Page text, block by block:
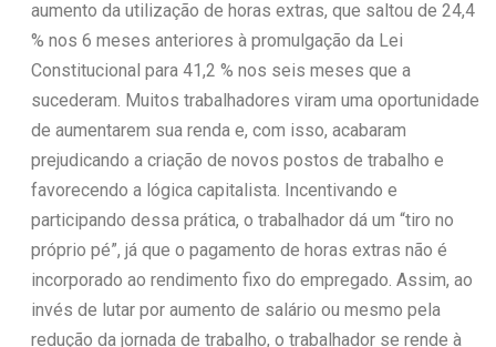
aumento da utilização de horas extras, que saltou de 24,4
% nos 6 meses anteriores à promulgação da Lei
Constitucional para 41,2 % nos seis meses que a
sucederam. Muitos trabalhadores viram uma oportunidade
de aumentarem sua renda e, com isso, acabaram
prejudicando a criação de novos postos de trabalho e
favorecendo a lógica capitalista. Incentivando e
participando dessa prática, o trabalhador dá um “tiro no
próprio pé”, já que o pagamento de horas extras não é
incorporado ao rendimento fixo do empregado. Assim, ao
invés de lutar por aumento de salário ou mesmo pela
redução da jornada de trabalho, o trabalhador se rende à